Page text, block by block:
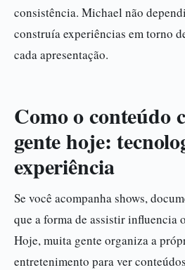
consistência. Michael não
construía experiências em torno
cada apresentação.
Como o conteúdo
gente hoje:
experiência
Se você acompanha shows,
que a forma de assistir influencia
Hoje, muita gente organiza a
entretenimento para ver